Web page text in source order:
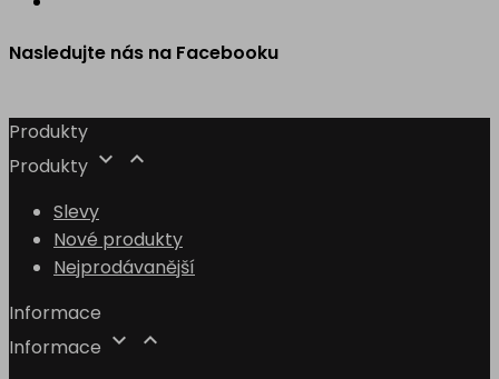
Nasledujte nás na Facebooku
Produkty
Produkty  
Slevy
Nové produkty
Nejprodávanější
Informace
Informace  